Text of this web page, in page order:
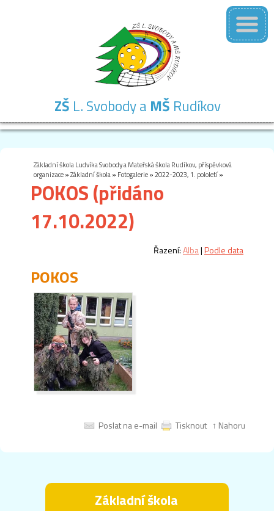
ZŠ L. Svobody a MŠ Rudíkov
Základní škola Ludvíka Svobody a Mateřská škola Rudíkov, příspěvková
organizace»Základní škola» Fotogalerie»2022-2023, 1. pololetí»
POKOS (přidáno
17.10.2022)
Řazení:Alba|Podle data
POKOS
Poslat na e-mail Tisknout ↑ Nahoru
Základní škola